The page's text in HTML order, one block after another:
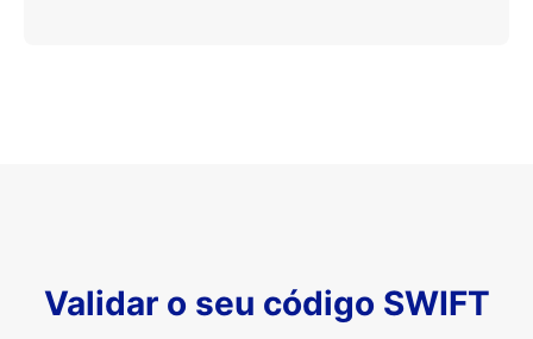
Validar o seu código SWIFT